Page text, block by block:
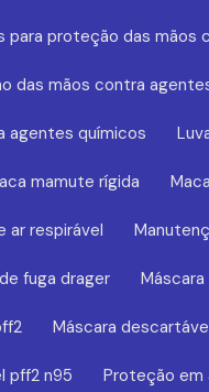
para proteção das mãos
das mãos contra
agentes químicos
mamute rígida
ar respirável
fuga drager
Máscara
pff2 n95 Proteção em